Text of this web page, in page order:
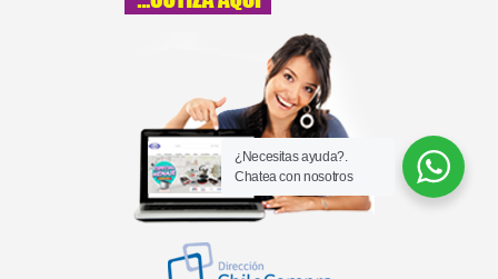
¿Necesitas ayuda?.
Chatea con nosotros